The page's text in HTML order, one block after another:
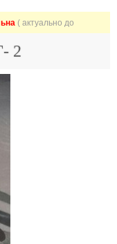
( актуально до
2